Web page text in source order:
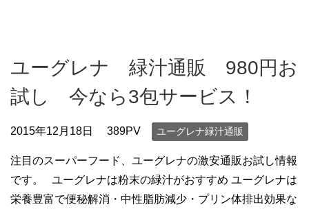
ユーグレナ 緑汁通販 980円お
試し 今なら3包サービス！
2015年12月18日 389PV ユーグレナ緑汁通販
注目のスーパーフード、ユーグレナの激安通販お試し情報
です。 ユーグレナは粉末の緑汁がおすすめ ユーグレナは
栄養豊富で便秘解消・中性脂肪減少・プリン体排出効果な